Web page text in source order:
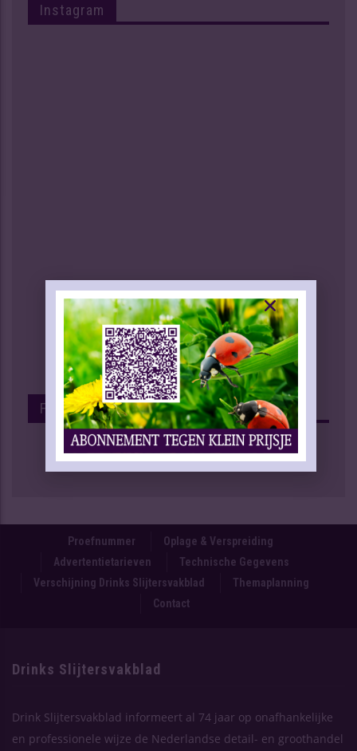
Instagram
Facebook
Proefnummer
Oplage & Verspreiding
Advertentietarieven
Technische Gegevens
Verschijning Drinks Slijtersvakblad
Themaplanning
Contact
Drinks Slijtersvakblad
Drink Slijtersvakblad informeert al 74 jaar op onafhankelijke
en professionele wijze de Nederlandse detail- en groothandel